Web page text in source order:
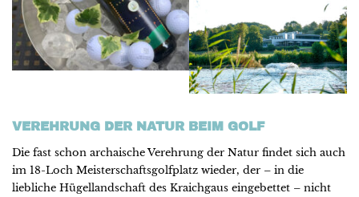
VEREHRUNG DER NATUR BEIM GOLF
Die fast schon archaische Verehrung der Natur findet sich auch
im 18-Loch Meisterschaftsgolfplatz wieder, der – in die
liebliche Hügellandschaft des Kraichgaus eingebettet – nicht